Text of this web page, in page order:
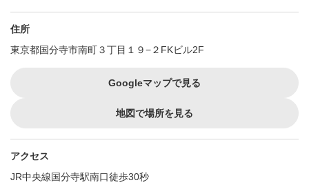
住所
東京都国分寺市南町３丁目１９−２FKビル2F
Googleマップで見る
地図で場所を見る
アクセス
JR中央線国分寺駅南口徒歩30秒